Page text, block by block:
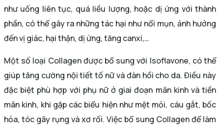
như uống liên tục, quá liều lượng, hoặc dị ứng với thành
phần, có thể gây ra những tác hại như nổi mụn, ảnh hưởng
đến vị giác, hại thận, dị ứng, tăng canxi,…
Một số loại Collagen được bổ sung với Isoflavone, có thể
giúp tăng cường nội tiết tố nữ và đàn hồi cho da. Điều này
đặc biệt phù hợp với phụ nữ ở giai đoạn mãn kinh và tiền
mãn kinh, khi gặp các biểu hiện như mệt mỏi, cáu gắt, bốc
hỏa, tóc gãy rụng và xơ rối. Việc bổ sung Collagen để làm